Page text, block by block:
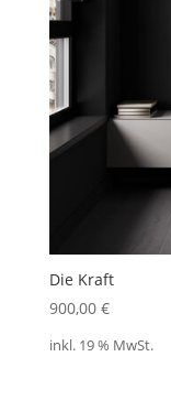
Die Kraft
900,00 €
inkl. 19 % MwSt.